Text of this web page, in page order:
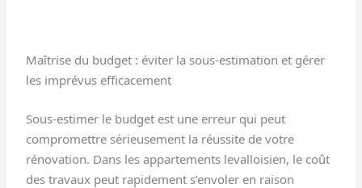
Maîtrise du budget : éviter la sous-estimation et gérer
les imprévus efficacement
Sous-estimer le budget est une erreur qui peut
compromettre sérieusement la réussite de votre
rénovation. Dans les appartements levalloisien, le coût
des travaux peut rapidement s’envoler en raison